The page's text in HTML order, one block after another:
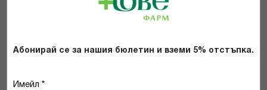
Абонирай се за нашия бюлетин и вземи 5% отстъпка.
Имейл *